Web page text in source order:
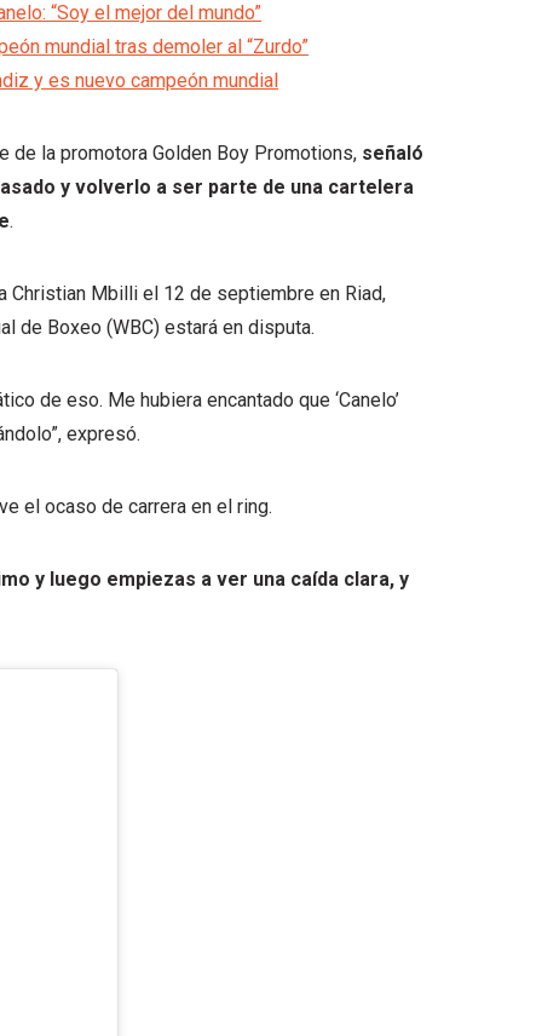
“Soy el mejor del mundo”
mundial tras demoler al “Zurdo”
y es nuevo campeón mundial
de la promotora Golden Boy Promotions, señaló
y volverlo a ser parte de una cartelera
.
Christian Mbilli el 12 de septiembre en Riad,
de Boxeo (WBC) estará en disputa.
de eso. Me hubiera encantado que ‘Canelo’
expresó.
el ocaso de carrera en el ring.
y luego empiezas a ver una caída clara, y